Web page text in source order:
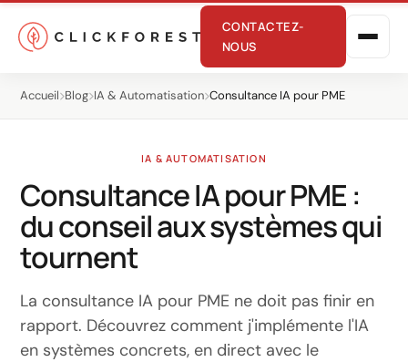
CONTACTEZ-
NOUS
Marketing en ligne
GEO
Accueil Blog IA & Automatisation Consultance IA pour PME
IA & AUTOMATISATION
Consultance IA pour PME :
du conseil aux systèmes qui
tournent
La consultance IA pour PME ne doit pas finir en
rapport. Découvrez comment j'implémente l'IA
en systèmes concrets, en direct avec le